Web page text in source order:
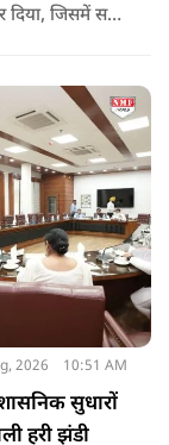
जिसमें सपा
2026 10:51 AM
सुधारों
हरी झंडी